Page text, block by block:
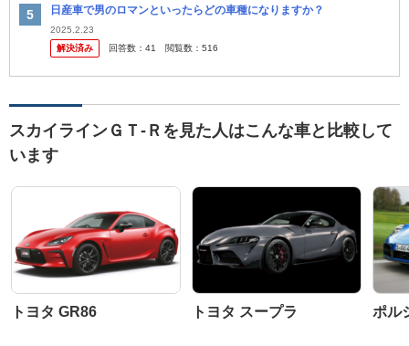
日産車で男のロマンといったらどの車種になりますか？
2025.2.23
解決済み
回答数： 41 閲覧数： 516
スカイラインＧＴ‐Ｒを見た人はこんな車と比較して
います
トヨタ GR86 トヨタ スープラ ポル